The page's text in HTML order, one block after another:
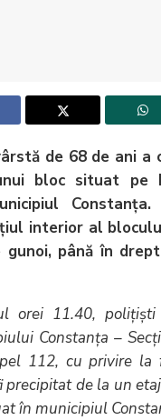
de 68 de ani a
bloc situat pe
interior al
gunoi, până în
orei 11.40,
Constanța –
112, cu privire la
precipitat de la un
în municipiul